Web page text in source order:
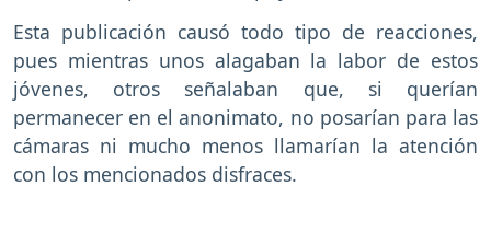
Esta publicación causó todo tipo de reacciones,
pues mientras unos alagaban la labor de estos
jóvenes, otros señalaban que, si querían
permanecer en el anonimato, no posarían para las
cámaras ni mucho menos llamarían la atención
con los mencionados disfraces.